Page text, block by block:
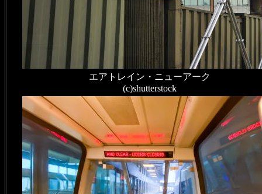
エアトレイン・ニューアーク
(c)shutterstock